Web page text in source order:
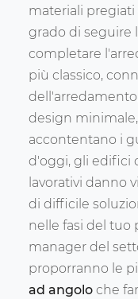
materiali pregiati
grado di seguire
completare
più classico,
design
accontentano i
d'oggi, gli edifici
lavorativi danno
di difficile
nelle fasi del tuo
manager del
proporranno le
ad angolo che